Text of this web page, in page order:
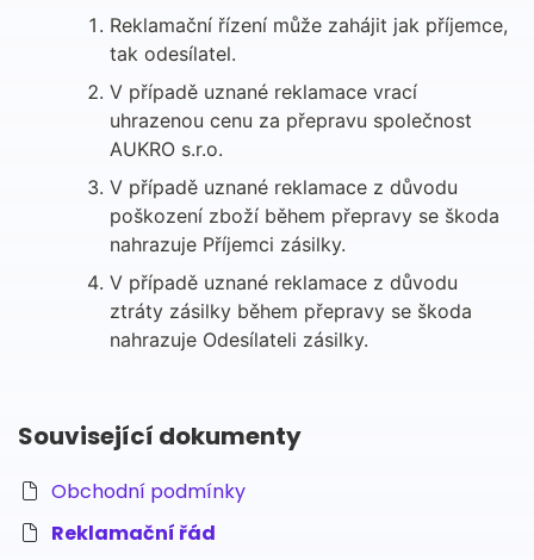
Reklamační řízení může zahájit jak příjemce,
tak odesílatel.
V případě uznané reklamace vrací
uhrazenou cenu za přepravu společnost
AUKRO s.r.o.
V případě uznané reklamace z důvodu
poškození zboží během přepravy se škoda
nahrazuje Příjemci zásilky.
V případě uznané reklamace z důvodu
ztráty zásilky během přepravy se škoda
nahrazuje Odesílateli zásilky.
Související dokumenty
Obchodní podmínky
Reklamační řád